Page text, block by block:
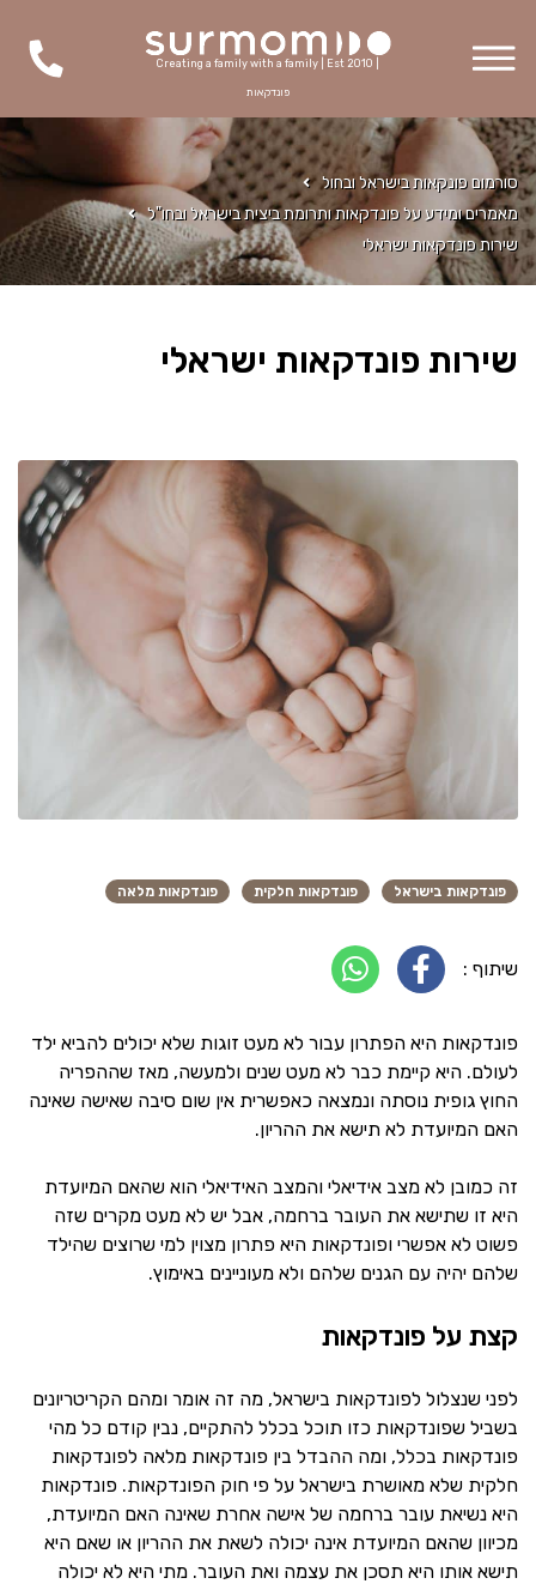
Creating a family with a family | Est 2010 |
פונדקאות
סורמום פונקאות בישראל ובחול
מאמרים ומידע על פונדקאות ותרומת ביצית בישראל ובחו"ל
שירות פונדקאות ישראלי
שירות פונדקאות ישראלי
פונדקאות בישראל פונדקאות חלקית פונדקאות מלאה
שיתוף :
פונדקאות היא הפתרון עבור לא מעט זוגות שלא יכולים להביא ילד
לעולם. היא קיימת כבר לא מעט שנים ולמעשה, מאז שההפריה
החוץ גופית נוסתה ונמצאה כאפשרית אין שום סיבה שאישה שאינה
האם המיועדת לא תישא את ההריון.
זה כמובן לא מצב אידיאלי והמצב האידיאלי הוא שהאם המיועדת
היא זו שתישא את העובר ברחמה, אבל יש לא מעט מקרים שזה
פשוט לא אפשרי ופונדקאות היא פתרון מצוין למי שרוצים שהילד
שלהם יהיה עם הגנים שלהם ולא מעוניינים באימוץ.
קצת על פונדקאות
לפני שנצלול לפונדקאות בישראל, מה זה אומר ומהם הקריטריונים
בשביל שפונדקאות כזו תוכל בכלל להתקיים, נבין קודם כל מהי
פונדקאות בכלל, ומה ההבדל בין פונדקאות מלאה לפונדקאות
חלקית שלא מאושרת בישראל על פי חוק הפונדקאות. פונדקאות
היא נשיאת עובר ברחמה של אישה אחרת שאינה האם המיועדת,
מכיוון שהאם המיועדת אינה יכולה לשאת את ההריון או שאם היא
תישא אותו היא תסכן את עצמה ואת העובר. מתי היא לא יכולה